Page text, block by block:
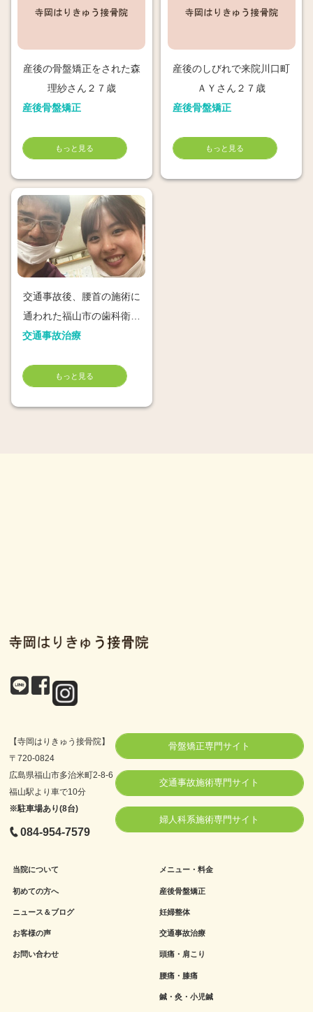
産後の骨盤矯正をされた森
理紗さん２７歳
産後骨盤矯正
もっと見る
産後のしびれで来院川口町
ＡＹさん２７歳
産後骨盤矯正
もっと見る
交通事故後、腰首の施術に
通われた福山市の歯科衛生
士せいなさん
交通事故治療
もっと見る
【寺岡はりきゅう接骨院】
〒720-0824
広島県福山市多治米町2-8-6
福山駅より車で10分
※駐車場あり(8台)
084-954-7579
骨盤矯正専門サイト
交通事故施術専門サイト
婦人科系施術専門サイト
当院について
初めての方へ
ニュース＆ブログ
お客様の声
お問い合わせ
メニュー・料金
産後骨盤矯正
妊婦整体
交通事故治療
頭痛・肩こり
腰痛・膝痛
鍼・灸・小児鍼